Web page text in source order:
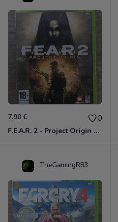
7.90 € 0
F.E.A.R. 2 - Project Origin Xbox 360
TheGamingR83